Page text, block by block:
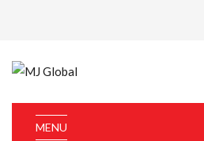
MENU